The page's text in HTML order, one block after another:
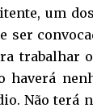
um
ser
trabalhar
haverá
Não terá